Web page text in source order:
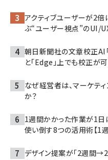
アクティブユーザーが2倍
ぶ“ユーザー視点”のUI/
朝日新聞社の文章校正AI
と「Edge」上でも校正が
なぜ経営者は、マーケテ
か？
1週間かかった作業が1
使い倒す8つの活用術【1
デザイン提案が「2週間